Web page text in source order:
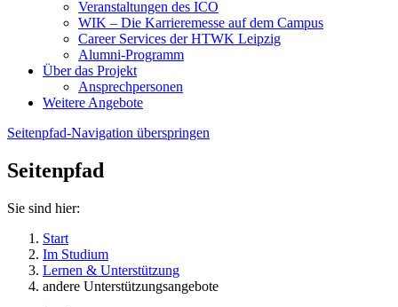
Veranstaltungen des ICO
WIK – Die Karrieremesse auf dem Campus
Career Services der HTWK Leipzig
Alumni-Programm
Über das Projekt
Ansprechpersonen
Weitere Angebote
Seitenpfad-Navigation überspringen
Seitenpfad
Sie sind hier:
Start
Im Studium
Lernen & Unterstützung
andere Unterstützungsangebote